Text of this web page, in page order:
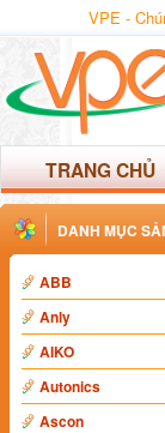
VPE -
TRANG CHỦ
DANH MỤC
ABB
Anly
AIKO
Autonics
Ascon